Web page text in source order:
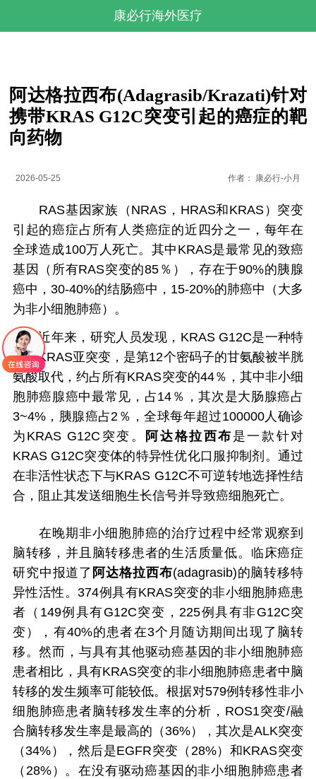
康必行海外医疗
阿达格拉西布(Adagrasib/Krazati)针对
携带KRAS G12C突变引起的癌症的靶
向药物
2026-05-25 作者： 康必行-小月
RAS基因家族（NRAS，HRAS和KRAS）突变
引起的癌症占所有人类癌症的近四分之一，每年在
全球造成100万人死亡。其中KRAS是最常见的致癌
基因（所有RAS突变的85％），存在于90%的胰腺
癌中，30-40%的结肠癌中，15-20%的肺癌中（大多
为非小细胞肺癌）。
近年来，研究人员发现，KRAS G12C是一种特
定的KRAS亚突变，是第12个密码子的甘氨酸被半胱
氨酸取代，约占所有KRAS突变的44％，其中非小细
胞肺癌腺癌中最常见，占14％，其次是大肠腺癌占
3~4%，胰腺癌占2％，全球每年超过100000人确诊
为KRAS G12C突变。
阿达格拉西布 是一款针对
KRAS G12C突变体的特异性优化口服抑制剂。通过
在非活性状态下与KRAS G12C不可逆转地选择性结
合，阻止其发送细胞生长信号并导致癌细胞死亡。
在晚期非小细胞肺癌的治疗过程中经常观察到
脑转移，并且脑转移患者的生活质量低。临床癌症
研究中报道了 阿达格拉西布(adagrasib)的脑转移特
异性活性。374例具有KRAS突变的非小细胞肺癌患
者（149例具有G12C突变，225例具有非G12C突
变），有40%的患者在3个月随访期间出现了脑转
移。然而，与具有其他驱动癌基因的非小细胞肺癌
患者相比，具有KRAS突变的非小细胞肺癌患者中脑
转移的发生频率可能较低。根据对579例转移性非小
细胞肺癌患者脑转移发生率的分析，ROS1突变/融
合脑转移发生率是最高的（36%），其次是ALK突变
（34%），然后是EGFR突变（28%）和KRAS突变
（28%）。在没有驱动癌基因的非小细胞肺癌患者